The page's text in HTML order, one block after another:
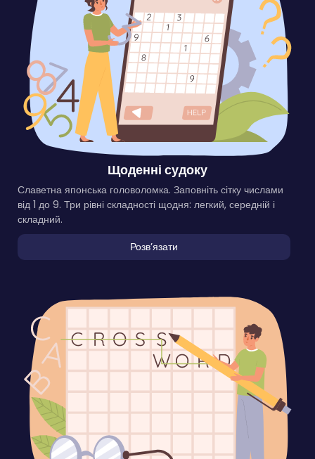
Щоденні судоку
Славетна японська головоломка. Заповніть сітку числами
від 1 до 9. Три рівні складності щодня: легкий, середній і
складний.
Розвʼязати